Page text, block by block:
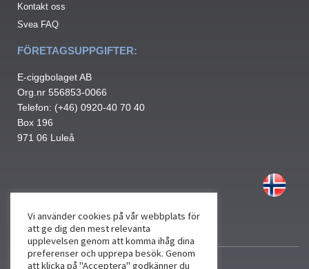
Kontakt oss
Svea FAQ
FÖRETAGSUPPGIFTER:
E-ciggbolaget AB
Org.nr 556853-0066
Telefon: (+46) 0920-40 70 40
Box 196
971 06 Luleå
Vi använder cookies på vår webbplats för
att ge dig den mest relevanta
upplevelsen genom att komma ihåg dina
preferenser och upprepa besök. Genom
att klicka på "Acceptera" godkänner du